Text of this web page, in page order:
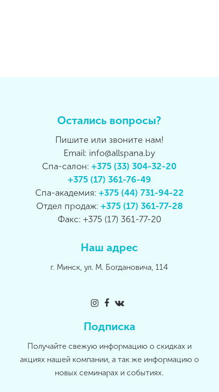
Остались вопросы?
Пишите или звоните нам!
Email: info@allspana.by
Спа-салон:+375 (33) 304-32-20
+375 (17) 361-76-49
Спа-академия: +375 (44) 731-94-22
Отдел продаж: +375 (17) 361-77-28
Факс: +375 (17) 361-77-20
Наш адрес
г. Минск, ул. М. Богдановича, 114
Подписка
Получайте свежую информацию о скидках и
акциях нашей компании, а так же информацию о
новых семинарах и событиях.